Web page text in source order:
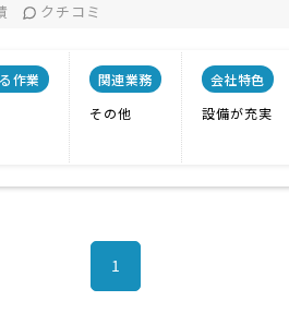
クチコミ
作業
関連業務
その他
会社特色
設備が充実
1